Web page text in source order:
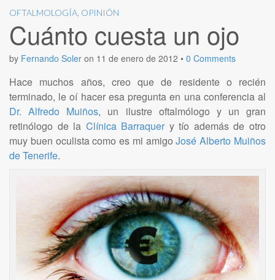
OFTALMOLOGÍA OPINIÓN
Cuánto cuesta un ojo
by Fernando Soler on 11 de enero de 2012 • 0 Comments
Hace muchos años, creo que de residente o recién
terminado, le oí hacer esa pregunta en una conferencia al
Dr. Alfredo Muiños, un ilustre oftalmólogo y un gran
retinólogo de la Clínica Barraquer y tío además de otro
muy buen oculista como es mi amigoJosé Alberto Muiños
de Tenerife.